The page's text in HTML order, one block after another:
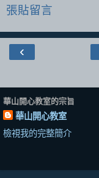
張貼留言
‹
華山開心教室的宗旨
華山開心教室
檢視我的完整簡介